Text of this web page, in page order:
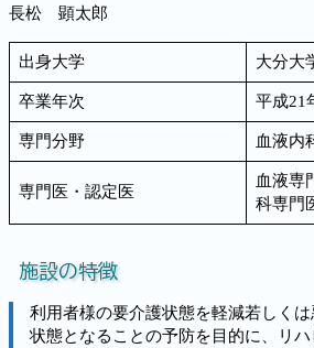
長松 顕太郎
出身大学 大分大
卒業年次 平成21
専門分野 血液内
専門医・認定医
血液専
科専門
施設の特徴
利用者様の要介護状態を軽減若しく
状態となることの予防を目的に、リ